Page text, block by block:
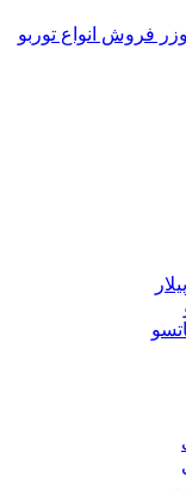
توربو